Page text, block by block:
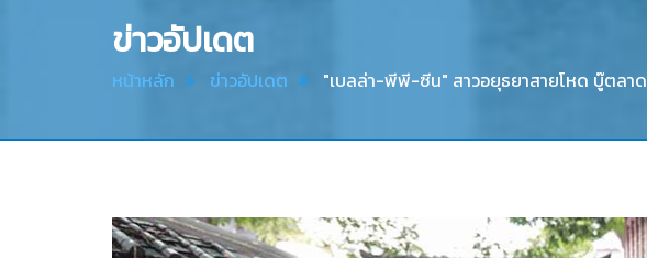
ข่าวอัปเดต
หน้าหลัก ข่าวอัปเดต "เบลล่า-พีพี-ซีน" สาวอยุธยาสายโหด บู๊ตลา